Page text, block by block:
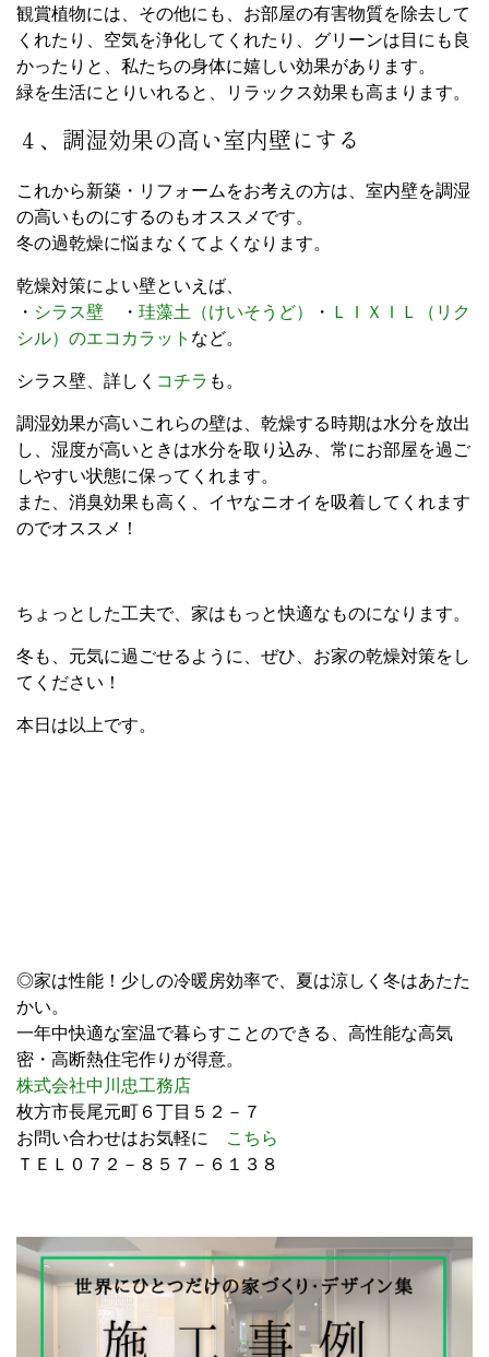
観賞植物には、その他にも、お部屋の有害物質を除去して
くれたり、空気を浄化してくれたり、グリーンは目にも良
かったりと、私たちの身体に嬉しい効果があります。
緑を生活にとりいれると、リラックス効果も高まります。
４、調湿効果の高い室内壁にする
これから新築・リフォームをお考えの方は、室内壁を調湿
の高いものにするのもオススメです。
冬の過乾燥に悩まなくてよくなります。
乾燥対策によい壁といえば、
・ シラス壁 ・ 珪藻土（けいそうど） ・ ＬＩＸＩＬ（リク
シル）のエコカラット など。
シラス壁、詳しく コチラ も。
調湿効果が高いこれらの壁は、乾燥する時期は水分を放出
し、湿度が高いときは水分を取り込み、常にお部屋を過ご
しやすい状態に保ってくれます。
また、消臭効果も高く、イヤなニオイを吸着してくれます
のでオススメ！
ちょっとした工夫で、家はもっと快適なものになります。
冬も、元気に過ごせるように、ぜひ、お家の乾燥対策をし
てください！
本日は以上です。
◎家は性能！少しの冷暖房効率で、夏は涼しく冬はあたた
かい。
一年中快適な室温で暮らすことのできる、高性能な高気
密・高断熱住宅作りが得意。
株式会社中川忠工務店
枚方市長尾元町６丁目５２－７
お問い合わせはお気軽に
こちら
ＴＥＬ０７２－８５７－６１３８